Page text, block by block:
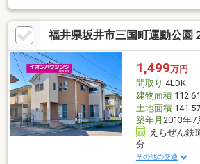
車３台以上可♪・全居室６畳以上収納付き♪
りした生活が送れます♪【周辺環境】・三
三国中学校 徒歩６分・スーパー 徒歩１
６分運営会社：株式会社住まいのＫＯＥＩ
盟店は全て独立自営です。担当：森崎 宗平
6021
福井県坂井市三国町運動公園
1,499万円
間取り 4LDK
建物面積
土地面積
築年月 2013年7
えちぜん鉄
分
その他の交通